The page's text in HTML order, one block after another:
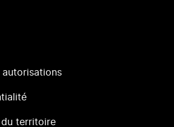
autorisations
du territoire